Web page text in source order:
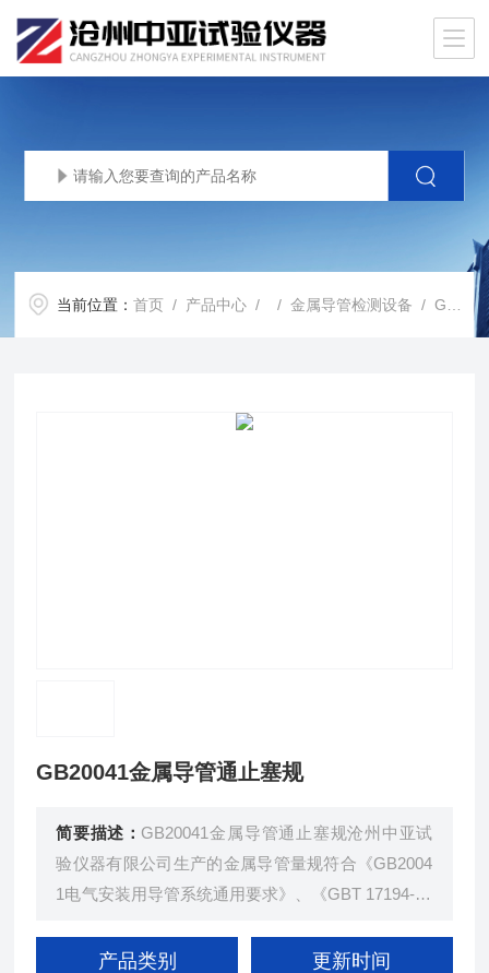
当前位置：首页 / 产品中心 / /金属导管检测设备 / GB20041金属导管通止塞规
GB20041金属导管通止塞规
简要描述： GB20041金属导管通止塞规沧州中亚试
验仪器有限公司生产的金属导管量规符合《GB2004
1电气安装用导管系统通用要求》、《GBT 17194-19
螺纹》。瑞中亚试验仪器
产品类别 更新时间